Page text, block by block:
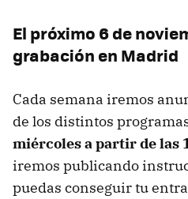
El próximo 6 de
grabación en Madrid
Cada semana iremos
de los distintos
miércoles a partir de las
iremos publicando
puedas conseguir tu